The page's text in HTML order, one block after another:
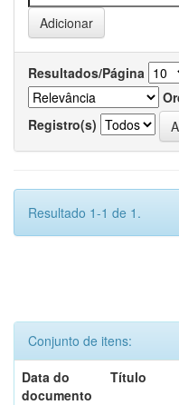
Resultados/Página
Registro(s)
Resultado 1-1 de 1.
Conjunto de itens:
Data do
documento
Título